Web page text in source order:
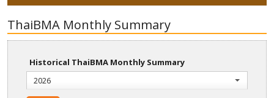
ThaiBMA Monthly Summary
Historical ThaiBMA Monthly Summary
2026